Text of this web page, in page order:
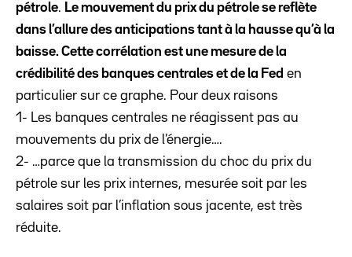
pétrole. Le mouvement du prix du pétrole se reflète
dans l’allure des anticipations tant à la hausse qu’à la
baisse. Cette corrélation est une mesure de la
crédibilité des banques centrales et de la Fed en
particulier sur ce graphe. Pour deux raisons
1- Les banques centrales ne réagissent pas au
mouvements du prix de l’énergie….
2- …parce que la transmission du choc du prix du
pétrole sur les prix internes, mesurée soit par les
salaires soit par l’inflation sous jacente, est très
réduite.